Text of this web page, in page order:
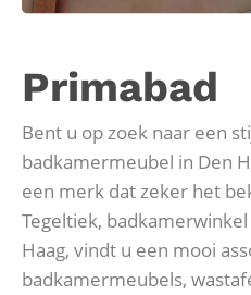
Primabad
Bent u op zoek naar een
badkamermeubel in Den
een merk dat zeker het
Tegeltiek,
Haag, vindt u een mooi
badkamermeubels,